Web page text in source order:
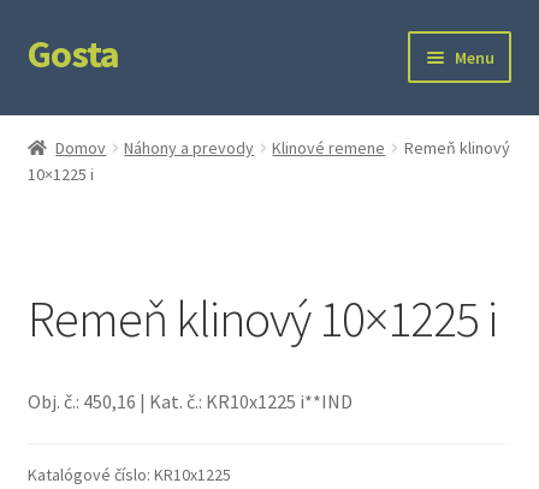
Preskočiť
na
Preskočiť
na
Gosta Menu
Domov
Kontakt
Domov Náhony a prevody Klinové remene
Remeň klinový
10×1225 i
Remeň klinový 10×1225 i
Obj. č.: 450,16 | Kat. č.: KR10x1225 i**IND
Katalógové číslo: KR10x1225